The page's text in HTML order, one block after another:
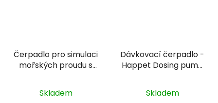
Čerpadlo pro simulaci
mořských proudu s
Skladem
Dávkovací čerpadlo -
Happet Dosing pump
Skladem